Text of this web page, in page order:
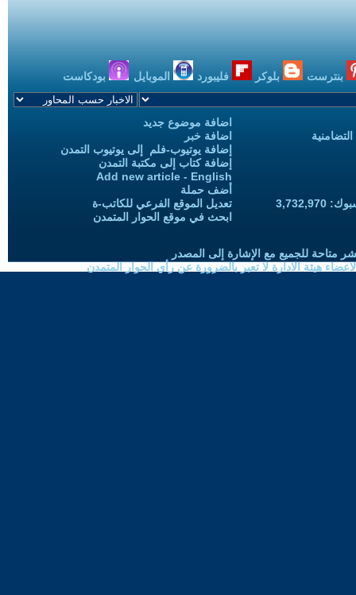
بنترست بلوكر فليبورد الموبايل بودكاست
اضافة موضوع جديد
اضافة خبر
إضافة يوتيوب-فلم إلى يوتيوب التمدن
إضافة كتاب إلى مكتبة التمدن
Add new article - English
أضف حملة
تعديل الموقع الفرعي للكاتب-ة
ابحث في موقع الحوار المتمدن
متاحة للجميع مع الإشارة إلى المصدر
هيئة الادارة لا تعبر بالضرورة عن رأي الحوار المتمدن